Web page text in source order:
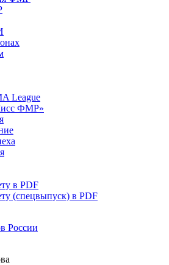
League
ФМР»
в PDF
(спецвыпуск) в PDF